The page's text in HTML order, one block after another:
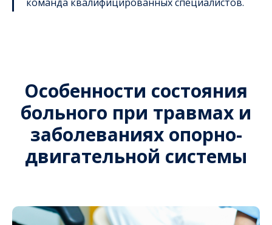
Особенности состояния
больного при травмах и
заболеваниях опорно-
двигательной системы